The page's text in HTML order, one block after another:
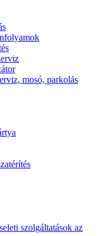
mosó, parkolás
szolgáltatások az